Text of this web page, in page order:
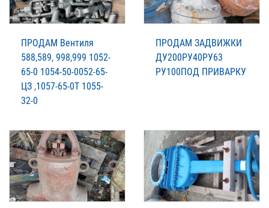
ПРОДАМ Вентиля
588,589, 998,999 1052-
65-0 1054-50-0052-65-
ЦЗ ,1057-65-0Т 1055-
32-0
ПРОДАМ ЗАДВИЖКИ
ДУ200РУ40РУ63
РУ100ПОД ПРИВАРКУ